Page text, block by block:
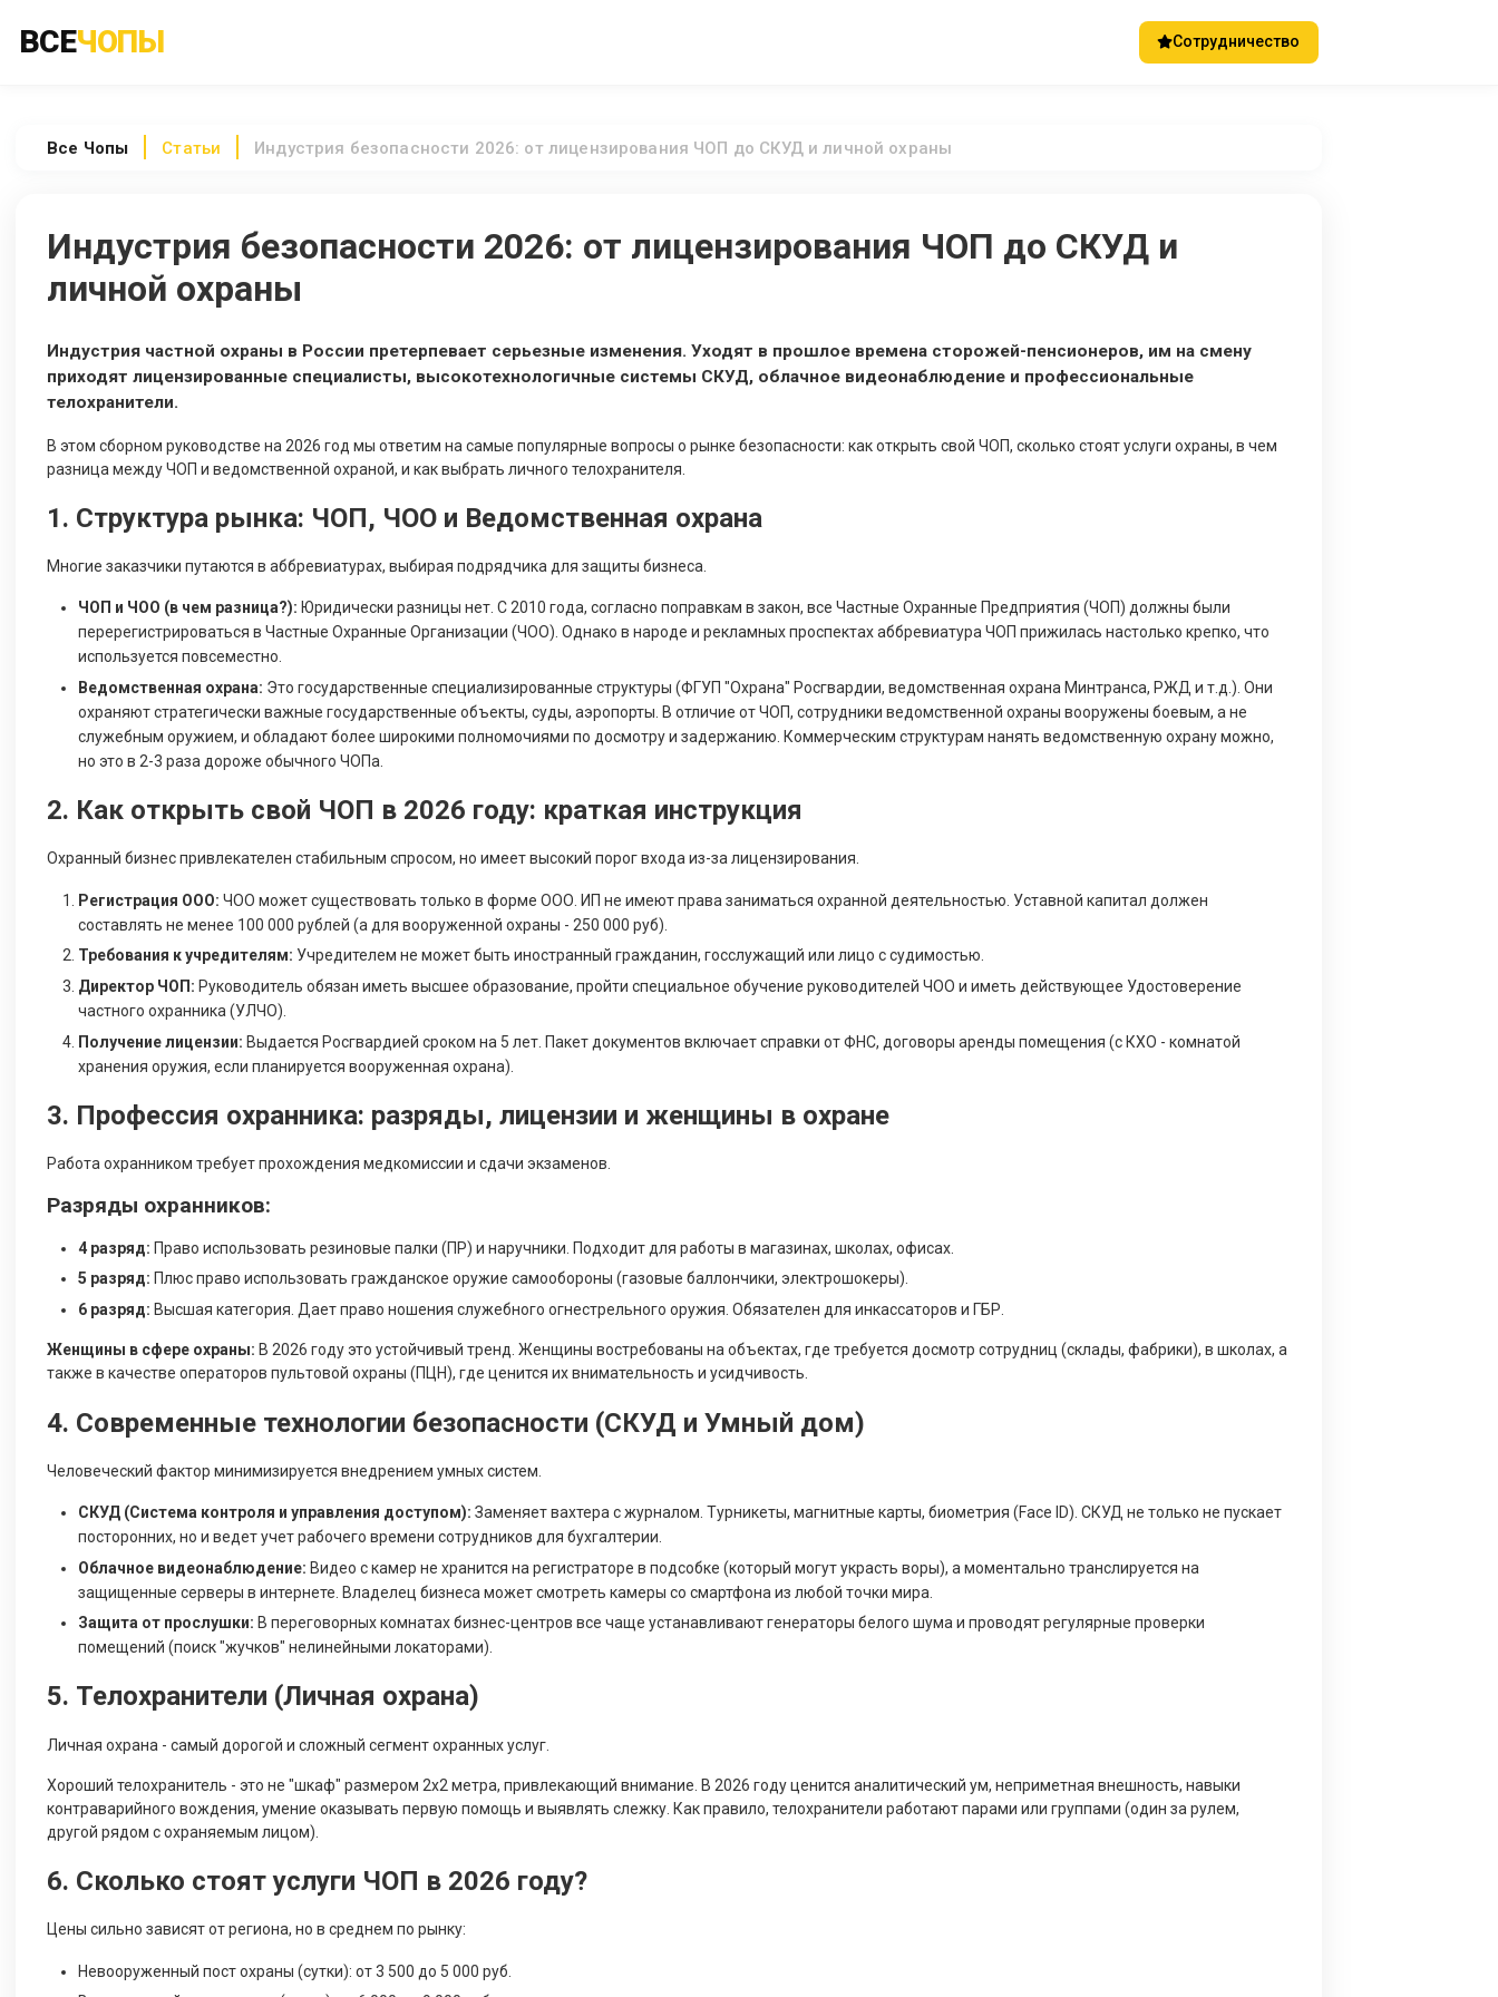
ВСЕЧОПЫ Сотрудничество
Все Чопы Статьи Индустрия безопасности 2026: от лицензирования ЧОП до СКУД и личной охраны
Индустрия безопасности 2026: от лицензирования ЧОП до СКУД и
личной охраны
Индустрия частной охраны в России претерпевает серьезные изменения. Уходят в прошлое времена сторожей-пенсионеров, им на смену
приходят лицензированные специалисты, высокотехнологичные системы СКУД, облачное видеонаблюдение и профессиональные
телохранители.
В этом сборном руководстве на 2026 год мы ответим на самые популярные вопросы о рынке безопасности: как открыть свой ЧОП, сколько стоят услуги охраны, в чем
разница между ЧОП и ведомственной охраной, и как выбрать личного телохранителя.
1. Структура рынка: ЧОП, ЧОО и Ведомственная охрана
Многие заказчики путаются в аббревиатурах, выбирая подрядчика для защиты бизнеса.
ЧОП и ЧОО (в чем разница?): Юридически разницы нет. С 2010 года, согласно поправкам в закон, все Частные Охранные Предприятия (ЧОП) должны были
перерегистрироваться в Частные Охранные Организации (ЧОО). Однако в народе и рекламных проспектах аббревиатура ЧОП прижилась настолько крепко, что
используется повсеместно.
Ведомственная охрана: Это государственные специализированные структуры (ФГУП "Охрана" Росгвардии, ведомственная охрана Минтранса, РЖД и т.д.). Они
охраняют стратегически важные государственные объекты, суды, аэропорты. В отличие от ЧОП, сотрудники ведомственной охраны вооружены боевым, а не
служебным оружием, и обладают более широкими полномочиями по досмотру и задержанию. Коммерческим структурам нанять ведомственную охрану можно,
но это в 2-3 раза дороже обычного ЧОПа.
2. Как открыть свой ЧОП в 2026 году: краткая инструкция
Охранный бизнес привлекателен стабильным спросом, но имеет высокий порог входа из-за лицензирования.
Регистрация ООО: ЧОО может существовать только в форме ООО. ИП не имеют права заниматься охранной деятельностью. Уставной капитал должен
составлять не менее 100 000 рублей (а для вооруженной охраны - 250 000 руб).
Требования к учредителям: Учредителем не может быть иностранный гражданин, госслужащий или лицо с судимостью.
Директор ЧОП: Руководитель обязан иметь высшее образование, пройти специальное обучение руководителей ЧОО и иметь действующее Удостоверение
частного охранника (УЛЧО).
Получение лицензии: Выдается Росгвардией сроком на 5 лет. Пакет документов включает справки от ФНС, договоры аренды помещения (с КХО - комнатой
хранения оружия, если планируется вооруженная охрана).
3. Профессия охранника: разряды, лицензии и женщины в охране
Работа охранником требует прохождения медкомиссии и сдачи экзаменов.
Разряды охранников:
4 разряд: Право использовать резиновые палки (ПР) и наручники. Подходит для работы в магазинах, школах, офисах.
5 разряд: Плюс право использовать гражданское оружие самообороны (газовые баллончики, электрошокеры).
6 разряд: Высшая категория. Дает право ношения служебного огнестрельного оружия. Обязателен для инкассаторов и ГБР.
Женщины в сфере охраны: В 2026 году это устойчивый тренд. Женщины востребованы на объектах, где требуется досмотр сотрудниц (склады, фабрики), в школах, а
также в качестве операторов пультовой охраны (ПЦН), где ценится их внимательность и усидчивость.
4. Современные технологии безопасности (СКУД и Умный дом)
Человеческий фактор минимизируется внедрением умных систем.
СКУД (Система контроля и управления доступом): Заменяет вахтера с журналом. Турникеты, магнитные карты, биометрия (Face ID). СКУД не только не пускает
посторонних, но и ведет учет рабочего времени сотрудников для бухгалтерии.
Облачное видеонаблюдение: Видео с камер не хранится на регистраторе в подсобке (который могут украсть воры), а моментально транслируется на
защищенные серверы в интернете. Владелец бизнеса может смотреть камеры со смартфона из любой точки мира.
Защита от прослушки: В переговорных комнатах бизнес-центров все чаще устанавливают генераторы белого шума и проводят регулярные проверки
помещений (поиск "жучков" нелинейными локаторами).
5. Телохранители (Личная охрана)
Личная охрана - самый дорогой и сложный сегмент охранных услуг.
Хороший телохранитель - это не "шкаф" размером 2х2 метра, привлекающий внимание. В 2026 году ценится аналитический ум, неприметная внешность, навыки
контраварийного вождения, умение оказывать первую помощь и выявлять слежку. Как правило, телохранители работают парами или группами (один за рулем,
другой рядом с охраняемым лицом).
6. Сколько стоят услуги ЧОП в 2026 году?
Цены сильно зависят от региона, но в среднем по рынку:
Невооруженный пост охраны (сутки): от 3 500 до 5 000 руб.